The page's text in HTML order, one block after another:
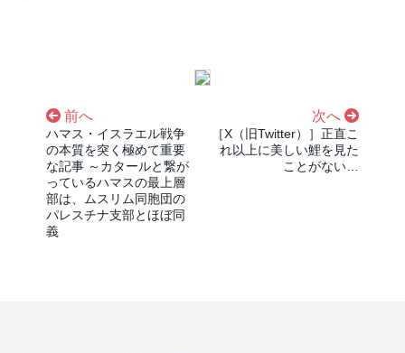
前へ
ハマス・イスラエル戦争
の本質を突く極めて重要
な記事 ～カタールと繋が
っているハマスの最上層
部は、ムスリム同胞団の
パレスチナ支部とほぼ同
義
次へ
［X（旧Twitter）］正直こ
れ以上に美しい鯉を見た
ことがない…